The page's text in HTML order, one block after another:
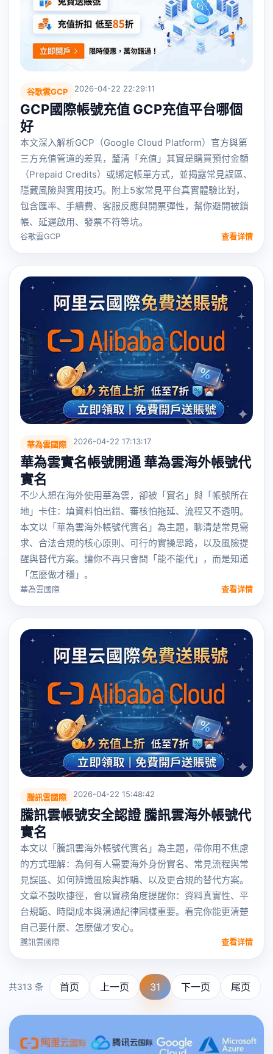
谷歌雲GCP 2026-04-22 22:29:11
GCP國際帳號充值 GCP充值平台哪個
好
本文深入解析GCP（Google Cloud Platform）官方與第
三方充值管道的差異，釐清「充值」其實是購買預付金額
（Prepaid Credits）或綁定帳單方式，並揭露常見誤區、
隱藏風險與實用技巧。附上5家常見平台真實體驗比對，
包含匯率、手續費、客服反應與開票彈性，幫你避開被鎖
帳、延遲啟用、發票不符等坑。
谷歌雲GCP 查看详情
華為雲國際 2026-04-22 17:13:17
華為雲實名帳號開通 華為雲海外帳號代
實名
不少人想在海外使用華為雲，卻被「實名」與「帳號所在
地」卡住：填資料怕出錯、審核怕拖延、流程又不透明。
本文以「華為雲海外帳號代實名」為主題，聊清楚常見需
求、合法合規的核心原則、可行的實操思路，以及風險提
醒與替代方案。讓你不再只會問「能不能代」，而是知道
「怎麼做才穩」。
華為雲國際 查看详情
騰訊雲國際 2026-04-22 15:48:42
騰訊雲帳號安全認證 騰訊雲海外帳號代
實名
本文以「騰訊雲海外帳號代實名」為主題，帶你用不焦慮
的方式理解：為何有人需要海外身份實名、常見流程與常
見誤區、如何辨識風險與詐騙、以及更合規的替代方案。
文章不鼓吹捷徑，會以實務角度提醒你：資料真實性、平
台規範、時間成本與溝通紀律同樣重要。看完你能更清楚
自己要什麼、怎麼做才安心。
騰訊雲國際 查看详情
共313 条 首页 上一页 31 下一页 尾页